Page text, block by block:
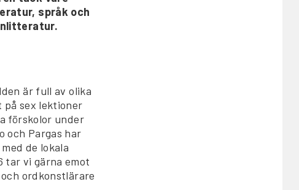
språk och
är full av olika
sex lektioner
förskolor under
och Pargas har
de lokala
tar vi gärna emot
ordkonstlärare